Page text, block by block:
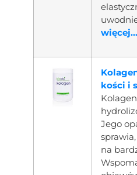
więcej...
kości i
Jego
na